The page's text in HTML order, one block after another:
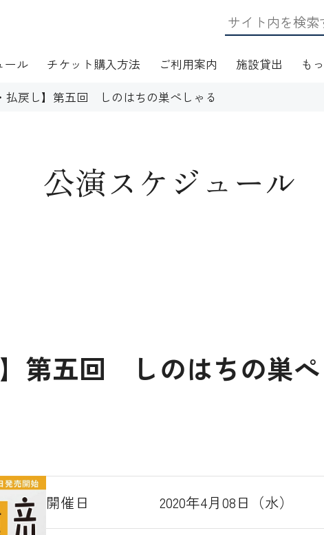
ール チケット購入方法 ご利用案内
日・アクセス フロアマップ
施設貸出
施設資料
も
ワークショップ
払戻し】第五回 しのはちの巣ぺしゃる
公演スケジュール
】第五回 しのはちの巣
開催日 2020年4月08日（水）